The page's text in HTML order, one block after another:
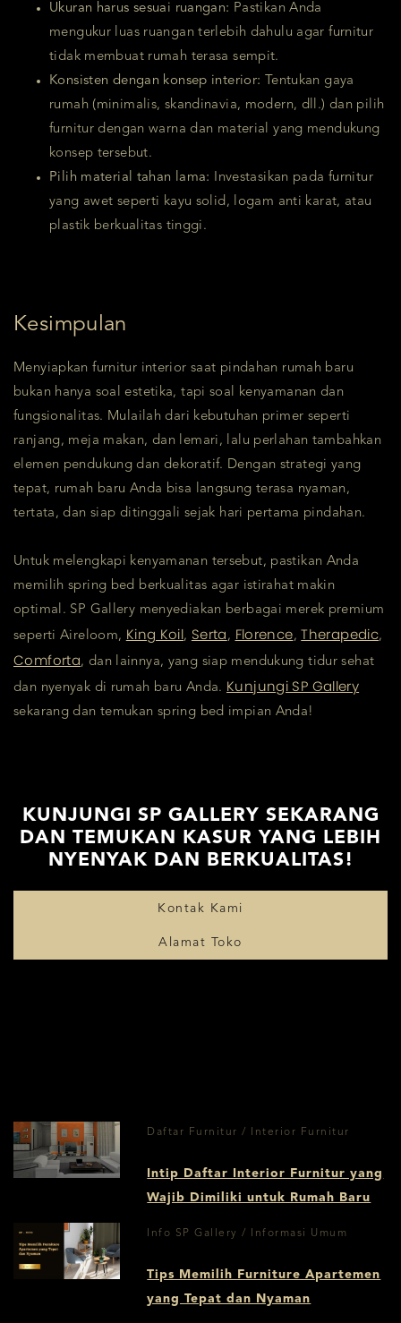
Ukuran harus sesuai ruangan: Pastikan Anda
mengukur luas ruangan terlebih dahulu agar furnitur
tidak membuat rumah terasa sempit.
Konsisten dengan konsep interior: Tentukan gaya
rumah (minimalis, skandinavia, modern, dll.) dan pilih
furnitur dengan warna dan material yang mendukung
konsep tersebut.
Pilih material tahan lama: Investasikan pada furnitur
yang awet seperti kayu solid, logam anti karat, atau
plastik berkualitas tinggi.
Kesimpulan
Menyiapkan furnitur interior saat pindahan rumah baru
bukan hanya soal estetika, tapi soal kenyamanan dan
fungsionalitas. Mulailah dari kebutuhan primer seperti
ranjang, meja makan, dan lemari, lalu perlahan tambahkan
elemen pendukung dan dekoratif. Dengan strategi yang
tepat, rumah baru Anda bisa langsung terasa nyaman,
tertata, dan siap ditinggali sejak hari pertama pindahan.
Untuk melengkapi kenyamanan tersebut, pastikan Anda
memilih spring bed berkualitas agar istirahat makin
optimal. SP Gallery menyediakan berbagai merek premium
seperti Aireloom, King Koil, Serta , Florence, Therapedic,
Comforta, dan lainnya, yang siap mendukung tidur sehat
dan nyenyak di rumah baru Anda. Kunjungi SP Gallery
sekarang dan temukan spring bed impian Anda!
KUNJUNGI SP GALLERY SEKARANG
DAN TEMUKAN KASUR YANG LEBIH
NYENYAK DAN BERKUALITAS!
Kontak Kami
Alamat Toko
Daftar Furnitur / Interior Furnitur
Intip Daftar Interior Furnitur yang
Wajib Dimiliki untuk Rumah Baru
Info SP Gallery / Informasi Umum
Tips Memilih Furniture Apartemen
yang Tepat dan Nyaman